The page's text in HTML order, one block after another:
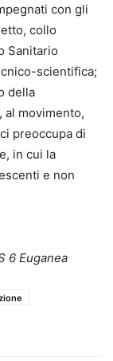
con gli
collo
Sanitario
scientifica;
della
al movimento,
preoccupa di
in cui la
e non
6 Euganea